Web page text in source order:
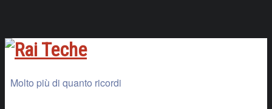
Molto più di quanto ricordi